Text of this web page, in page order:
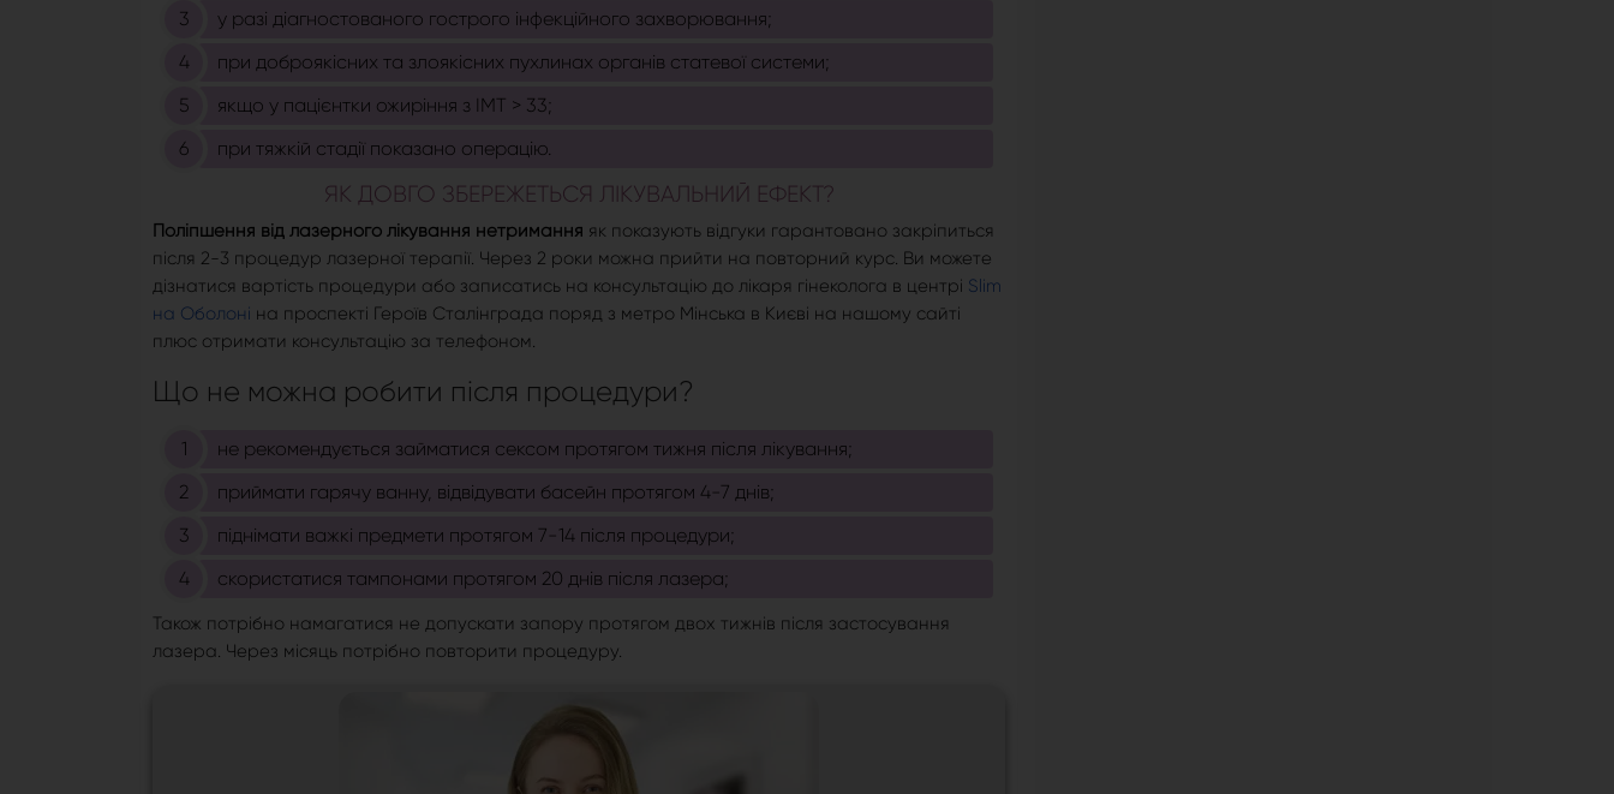
у разі діагностованого гострого інфекційного захворювання;
при доброякісних та злоякісних пухлинах органів статевої системи;
якщо у пацієнтки ожиріння з ІМТ > 33;
при тяжкій стадії показано операцію.
ЯК ДОВГО ЗБЕРЕЖЕТЬСЯ ЛІКУВАЛЬНИЙ ЕФЕКТ?
Поліпшення від лазерного лікування нетримання як показують відгуки гарантовано закріпиться
після 2-3 процедур лазерної терапії. Через 2 роки можна прийти на повторний курс. Ви можете
дізнатися вартість процедури або записатись на консультацію до лікаря гінеколога в центрі Slim
на Оболоні на проспекті Героїв Сталінграда поряд з метро Мінська в Києві на нашому сайті
плюс отримати консультацію за телефоном.
Що не можна робити після процедури?
не рекомендується займатися сексом протягом тижня після лікування;
приймати гарячу ванну, відвідувати басейн протягом 4-7 днів;
піднімати важкі предмети протягом 7-14 після процедури;
скористатися тампонами протягом 20 днів після лазера;
Також потрібно намагатися не допускати запору протягом двох тижнів після застосування
лазера. Через місяць потрібно повторити процедуру.